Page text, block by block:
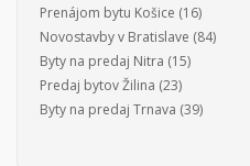
Prenájom bytu Košice (16)
Novostavby v Bratislave (84)
Byty na predaj Nitra (15)
Predaj bytov Žilina (23)
Byty na predaj Trnava (39)